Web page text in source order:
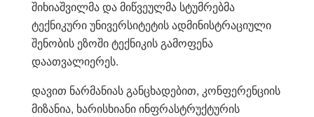
შიხიაშვილმა და მიწვეულმა სტუმრებმა
ტექნიკური უნივერსიტეტის ადმინისტრაციული
შენობის ეზოში ტექნიკის გამოფენა
დაათვალიერეს.
დავით ნარმანიას განცხადებით, კონფერენციის
მიზანია, ხარისხიანი ინფრასტრუქტურის